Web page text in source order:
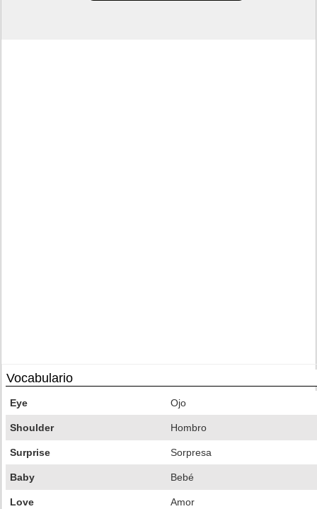
Vocabulario
Eye Ojo
Shoulder Hombro
Surprise Sorpresa
Baby Bebé
Love Amor